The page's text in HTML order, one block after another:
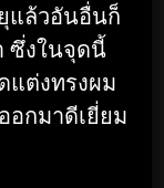
แล้วอันอื่นก็
ซึ่งในจุดนี้
แต่งทรงผม
อกมาดีเยี่ยม